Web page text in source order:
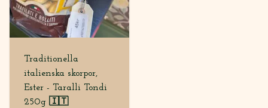
Traditionella
italienska skorpor,
Ester - Taralli Tondi
250g 🇮🇹